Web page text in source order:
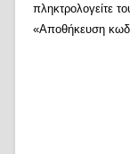
πληκτρολογείτε
«Αποθήκευση